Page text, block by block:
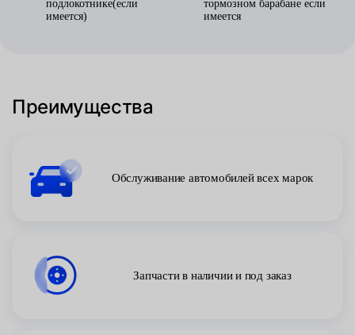
подлокотнике(если
имеется)
тормозном барабане если
имеется
Преимущества
Обслуживание автомобилей всех марок
Запчасти в наличии и под заказ